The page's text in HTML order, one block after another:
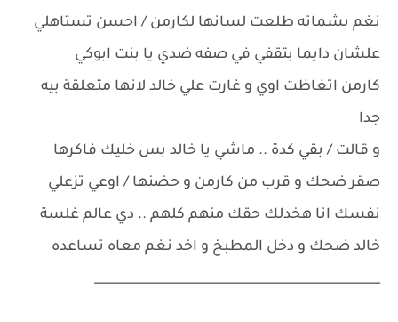
نغم بشماته طلعت لسانها لكارمن / احسن تستاهلي
علشان دايما بتقفي في صفه ضدي يا بنت ابوكي
كارمن اتغاظت اوي و غارت علي خالد لانها متعلقة بيه
جدا
و قالت / بقي كدة .. ماشي يا خالد بس خليك فاكرها
صقر ضحك و قرب من كارمن و حضنها / اوعي تزعلي
نفسك انا هخدلك حقك منهم كلهم .. دي عالم غلسة
خالد ضحك و دخل المطبخ و اخد نغم معاه تساعده
______________________________________________